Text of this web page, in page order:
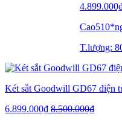
T.lượng:
Két sắt Goodwill GD67 điện
6.899.000₫ 8.500.000₫